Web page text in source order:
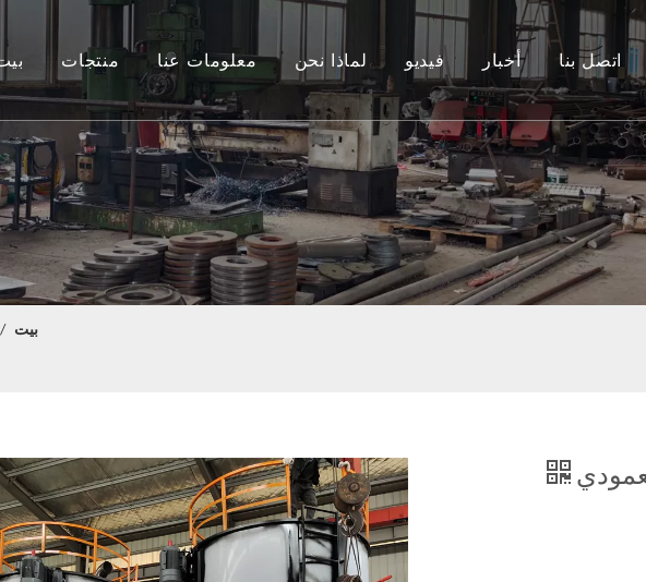
منتجات
آلة كسارة البلاستيك
ماكينة خلط البلاستيك
ماكينة الخلط الأفقي
حوض الشطف
آلة نزح المياه العمودية
آلة مساعدة بلاستيكية أخرى
معلومات عنا لماذا نحن فيديو أخبار اتصل بنا
بيت /